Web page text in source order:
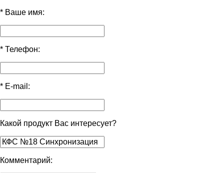
* Ваше имя:
* Телефон:
* E-mail:
Какой продукт Вас интересует?
Комментарий: